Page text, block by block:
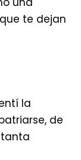
te dejan
la
de